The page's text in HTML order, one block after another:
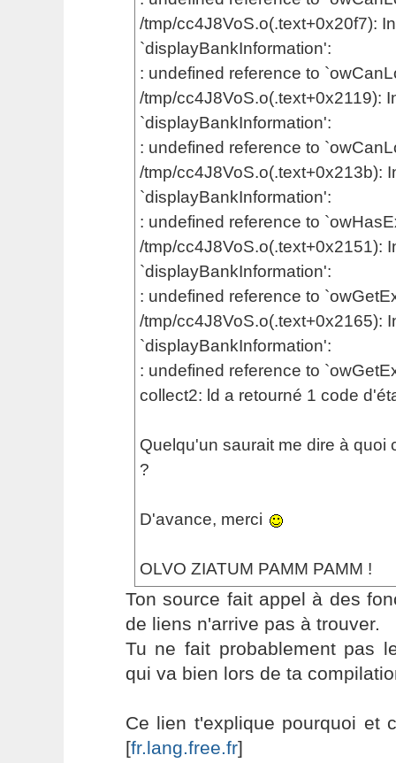
/tmp/cc4J8VoS.o(.text+0x20f7):
`displayBankInformation':
: undefined reference to
/tmp/cc4J8VoS.o(.text+0x2119):
`displayBankInformation':
: undefined reference to
/tmp/cc4J8VoS.o(.text+0x213b):
`displayBankInformation':
: undefined reference to
/tmp/cc4J8VoS.o(.text+0x2151):
`displayBankInformation':
: undefined reference to
/tmp/cc4J8VoS.o(.text+0x2165):
`displayBankInformation':
: undefined reference to
collect2: ld a retourné 1 code
Quelqu'un saurait me dire à quoi
?
D'avance, merci
OLVO ZIATUM PAMM PAMM !
Ton source fait appel à des
de liens n'arrive pas à trouver.
Tu ne fait probablement pas
qui va bien lors de ta
Ce lien t'explique pourquoi et
[fr.lang.free.fr]